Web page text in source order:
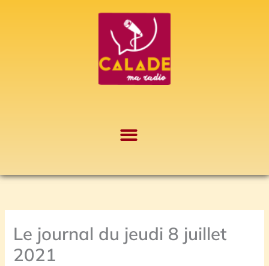
Le journal du jeudi 8 juillet
2021